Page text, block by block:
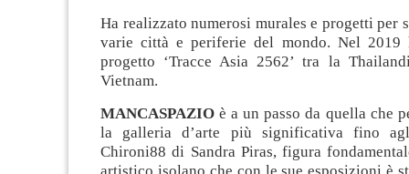
Ha realizzato numerosi murales e progetti per
varie città e periferie del mondo. Nel 2019
progetto ‘Tracce Asia 2562’ tra la
Vietnam.
MANCASPAZIO è a un passo da quella che
la galleria d’arte più significativa fino
Chironi88 di Sandra Piras, figura